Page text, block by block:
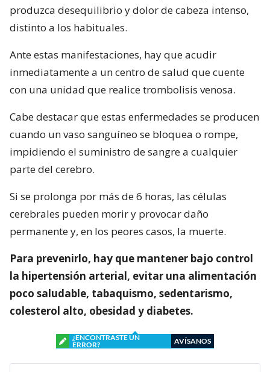
produzca desequilibrio y dolor de cabeza intenso,
distinto a los habituales.
Ante estas manifestaciones, hay que acudir
inmediatamente a un centro de salud que cuente
con una unidad que realice trombolisis venosa.
Cabe destacar que estas enfermedades se producen
cuando un vaso sanguíneo se bloquea o rompe,
impidiendo el suministro de sangre a cualquier
parte del cerebro.
Si se prolonga por más de 6 horas, las células
cerebrales pueden morir y provocar daño
permanente y, en los peores casos, la muerte.
Para prevenirlo, hay que mantener bajo control
la hipertensión arterial, evitar una alimentación
poco saludable, tabaquismo, sedentarismo,
colesterol alto, obesidad y diabetes.
¿ENCONTRASTE UN
ERROR?
AVÍSANOS